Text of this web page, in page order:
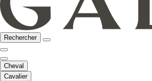
Rechercher
Cheval
Cavalier